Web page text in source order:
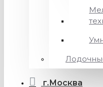
г.Москва